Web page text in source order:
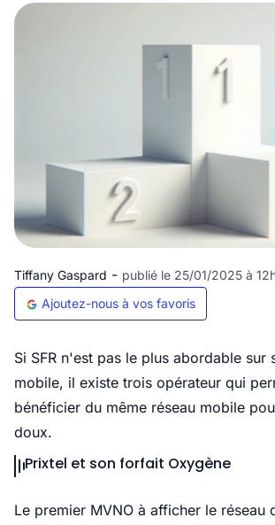
Tiffany Gaspard - publié le 25/01/2025 à
Ajoutez-nous à vos favoris
Si SFR n'est pas le plus abordable sur
mobile, il existe trois opérateur qui
bénéficier du même réseau mobile
doux.
Prixtel et son forfait Oxygène
Le premier MVNO à afficher le réseau